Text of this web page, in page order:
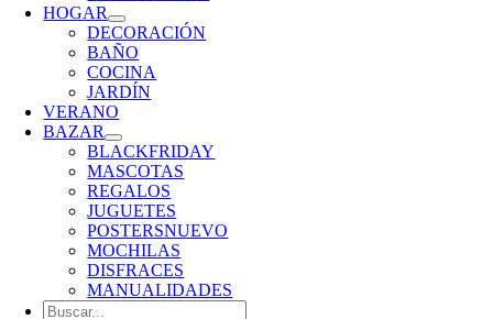
HOGAR
DECORACIÓN
BAÑO
COCINA
JARDÍN
VERANO
BAZAR
BLACKFRIDAY
MASCOTAS
REGALOS
JUGUETES
POSTERSNUEVO
MOCHILAS
DISFRACES
MANUALIDADES
Buscar: